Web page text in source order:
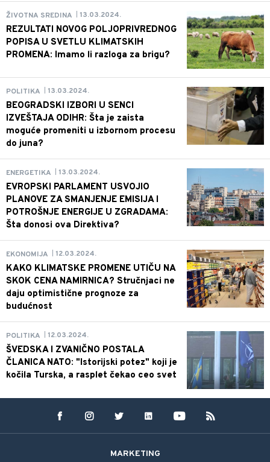
ŽIVOTNA SREDINA 13.03.2024.
REZULTATI NOVOG POLJOPRIVREDNOG
POPISA U SVETLU KLIMATSKIH
PROMENA: Imamo li razloga za brigu?
POLITIKA 13.03.2024.
BEOGRADSKI IZBORI U SENCI
IZVEŠTAJA ODIHR: Šta je zaista
moguće promeniti u izbornom procesu
do juna?
ENERGETIKA 13.03.2024.
EVROPSKI PARLAMENT USVOJIO
PLANOVE ZA SMANJENJE EMISIJA I
POTROŠNJE ENERGIJE U ZGRADAMA:
Šta donosi ova Direktiva?
EKONOMIJA 12.03.2024.
KAKO KLIMATSKE PROMENE UTIČU NA
SKOK CENA NAMIRNICA? Stručnjaci ne
daju optimistične prognoze za
budućnost
POLITIKA 12.03.2024.
ŠVEDSKA I ZVANIČNO POSTALA
ČLANICA NATO: "Istorijski potez" koji je
kočila Turska, a rasplet čekao ceo svet
MARKETING